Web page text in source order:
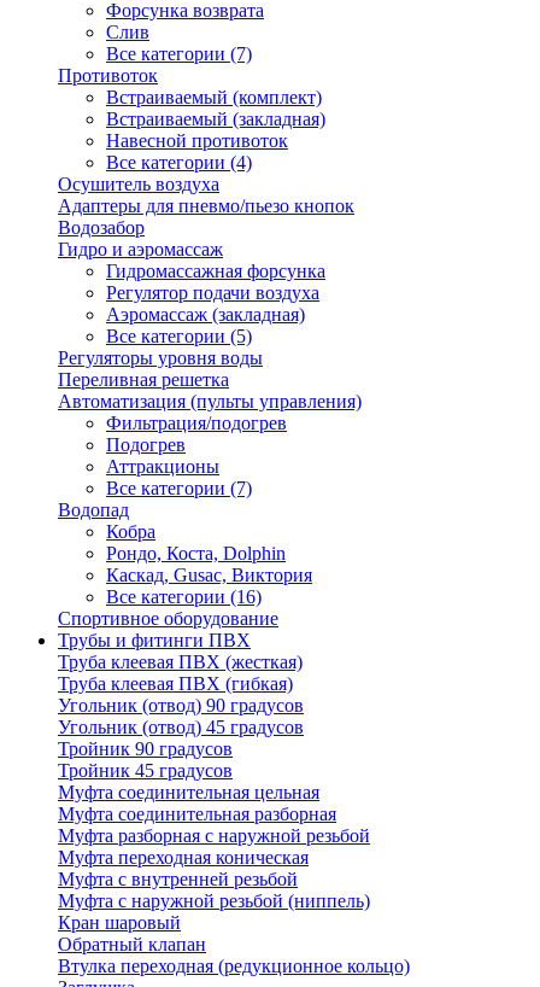
Форсунка возврата
Слив
Все категории (7)
Противоток
Встраиваемый (комплект)
Встраиваемый (закладная)
Навесной противоток
Все категории (4)
Осушитель воздуха
Адаптеры для пневмо/пьезо кнопок
Водозабор
Гидро и аэромассаж
Гидромассажная форсунка
Регулятор подачи воздуха
Аэромассаж (закладная)
Все категории (5)
Регуляторы уровня воды
Переливная решетка
Автоматизация (пульты управления)
Фильтрация/подогрев
Подогрев
Аттракционы
Все категории (7)
Водопад
Кобра
Рондо, Коста, Dolphin
Каскад, Gusac, Виктория
Все категории (16)
Спортивное оборудование
Трубы и фитинги ПВХ
Труба клеевая ПВХ (жесткая)
Труба клеевая ПВХ (гибкая)
Угольник (отвод) 90 градусов
Угольник (отвод) 45 градусов
Тройник 90 градусов
Тройник 45 градусов
Муфта соединительная цельная
Муфта соединительная разборная
Муфта разборная с наружной резьбой
Муфта переходная коническая
Муфта с внутренней резьбой
Муфта с наружной резьбой (ниппель)
Кран шаровый
Обратный клапан
Втулка переходная (редукционное кольцо)